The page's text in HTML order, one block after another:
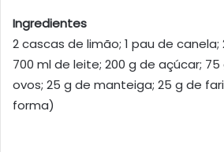
Ingredientes
2 cascas de limão; 1 pau de
700 ml de leite; 200 g de açúcar;
ovos; 25 g de manteiga; 25 g de
forma)